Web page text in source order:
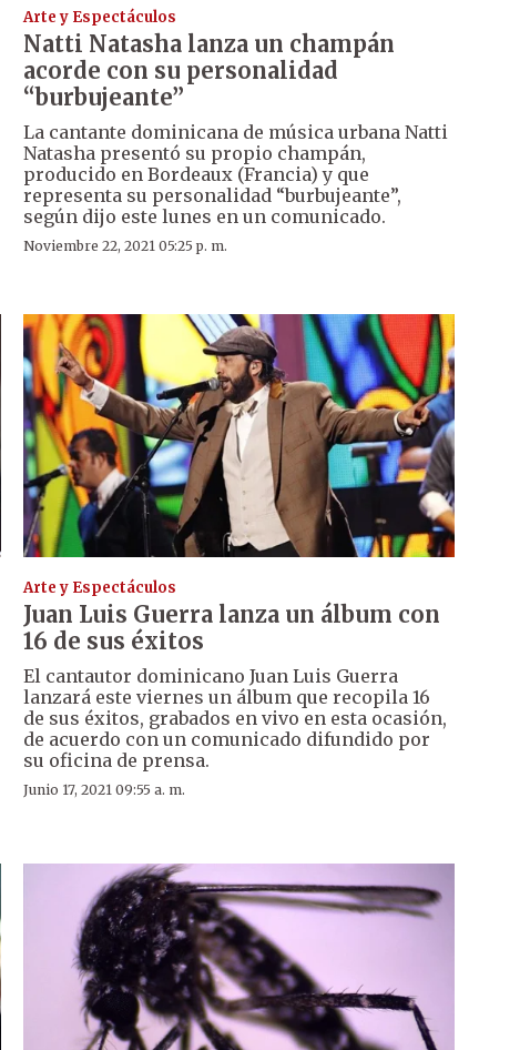
Arte y Espectáculos
Natti Natasha lanza un champán
acorde con su personalidad
“burbujeante”
La cantante dominicana de música urbana Natti
Natasha presentó su propio champán,
producido en Bordeaux (Francia) y que
representa su personalidad “burbujeante”,
según dijo este lunes en un comunicado.
Noviembre 22, 2021 05:25 p. m.
Arte y Espectáculos
Juan Luis Guerra lanza un álbum con
16 de sus éxitos
El cantautor dominicano Juan Luis Guerra
lanzará este viernes un álbum que recopila 16
de sus éxitos, grabados en vivo en esta ocasión,
de acuerdo con un comunicado difundido por
su oficina de prensa.
Junio 17, 2021 09:55 a. m.